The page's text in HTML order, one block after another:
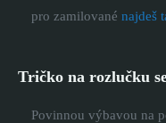
pro zamilované najdeš
Tričko na rozlučku
Povinnou výbavou na